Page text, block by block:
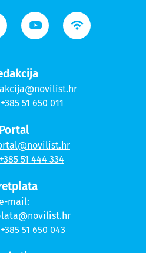
+385 51 650 011
Portal
+385 51 444 334
e-mail:
51 650 043